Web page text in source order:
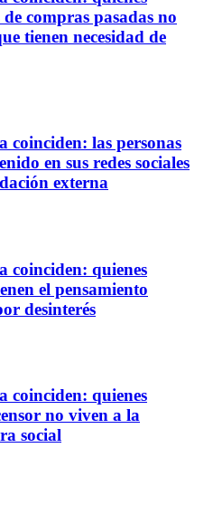
compras pasadas no
tienen necesidad de
coinciden: las personas
en sus redes sociales
externa
coinciden: quienes
el pensamiento
desinterés
coinciden: quienes
no viven a la
social